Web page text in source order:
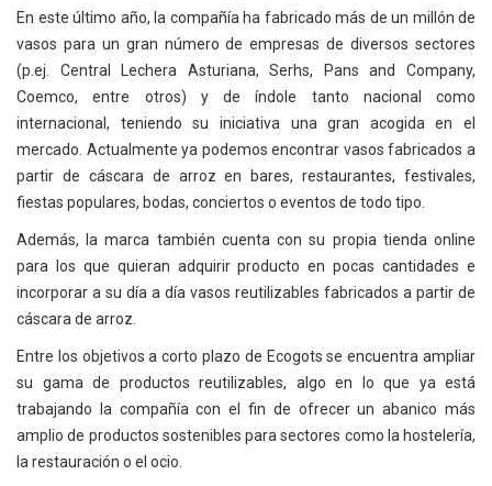
En este último año, la compañía ha fabricado más de un millón de
vasos para un gran número de empresas de diversos sectores
(p.ej. Central Lechera Asturiana, Serhs, Pans and Company,
Coemco, entre otros) y de índole tanto nacional como
internacional, teniendo su iniciativa una gran acogida en el
mercado. Actualmente ya podemos encontrar vasos fabricados a
partir de cáscara de arroz en bares, restaurantes, festivales,
fiestas populares, bodas, conciertos o eventos de todo tipo.
Además, la marca también cuenta con su propia tienda online
para los que quieran adquirir producto en pocas cantidades e
incorporar a su día a día vasos reutilizables fabricados a partir de
cáscara de arroz.
Entre los objetivos a corto plazo de Ecogots se encuentra ampliar
su gama de productos reutilizables, algo en lo que ya está
trabajando la compañía con el fin de ofrecer un abanico más
amplio de productos sostenibles para sectores como la hostelería,
la restauración o el ocio.